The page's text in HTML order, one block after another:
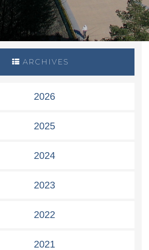
ARCHIVES
2026
2025
2024
2023
2022
2021